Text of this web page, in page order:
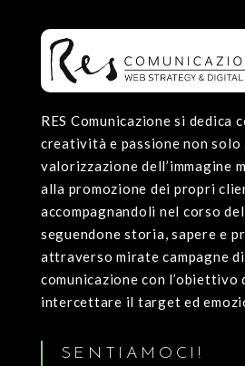
RES Comunicazione si dedica
creatività e passione non solo
valorizzazione dell’immagine
alla promozione dei propri
accompagnandoli nel corso
seguendone storia, sapere e
attraverso mirate campagne di
comunicazione con l’obiettivo
intercettare il target ed
SENTIAMOCI!